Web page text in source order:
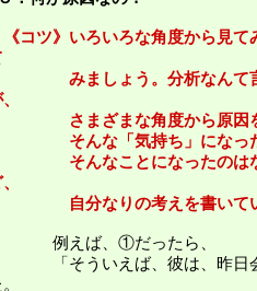
コツ》いろいろな角度から見て
ましょう。分析なんて言う
まざまな角度から原因を
んな「気持ち」になった
んなことになったのはなぜ
分なりの考えを書いてい
えば、①だったら、
そういえば、彼は、昨日会